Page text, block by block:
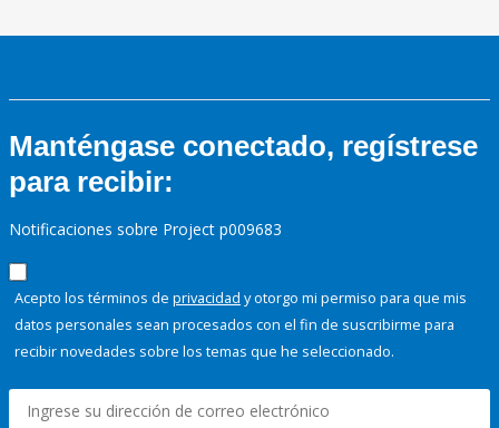
Manténgase conectado, regístrese
para recibir:
Notificaciones sobre Project p009683
Acepto los términos de privacidad y otorgo mi permiso para que mis
datos personales sean procesados con el fin de suscribirme para
recibir novedades sobre los temas que he seleccionado.